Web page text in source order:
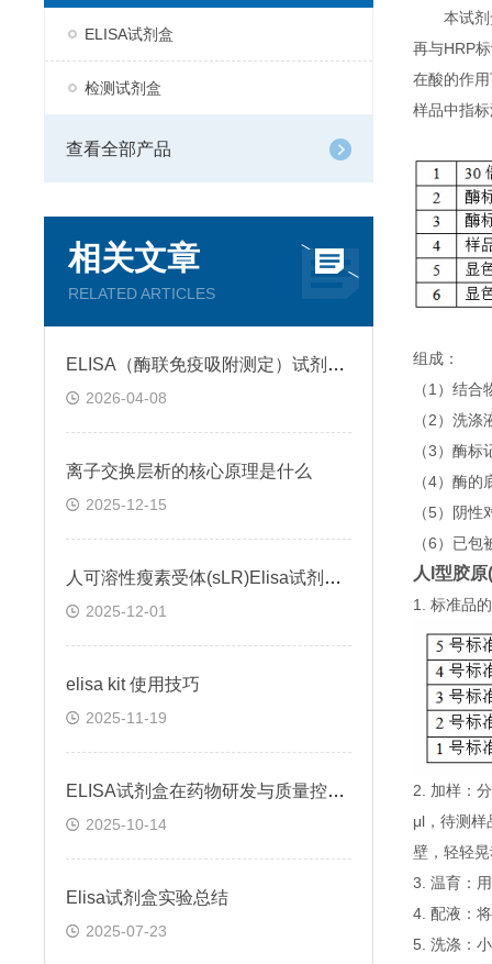
ELISA试剂盒
检测试剂盒
查看全部产品
相关文章
RELATED ARTICLES
ELISA（酶联免疫吸附测定）试剂盒原理类型检测方法
2026-04-08
离子交换层析的核心原理是什么
2025-12-15
人可溶性瘦素受体(sLR)Elisa试剂盒可溶性受体的作用
2025-12-01
elisa kit 使用技巧
2025-11-19
ELISA试剂盒在药物研发与质量控制中的应用实践
2025-10-14
Elisa试剂盒实验总结
2025-07-23
本试
再与HRP
在酸的作
样品中指
组成：
（1）结
（2）洗
（3）酶
（4）酶的
（5）阴
（6）已
人I型胶
1. 标准品
2. 加样：
μl，待测样
壁，轻轻
3. 温育：
4. 配液：
5. 洗涤：